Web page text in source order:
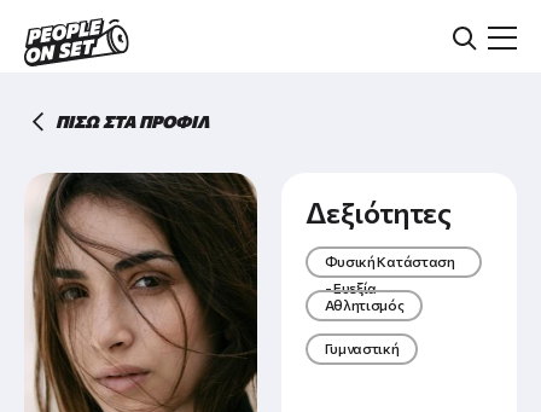
main
ΠΙΣΩ ΣΤΑ ΠΡΟΦΙΛ
Δεξιότητες
Φυσική Κατάσταση
- Ευεξία
Αθλητισμός
Γυμναστική